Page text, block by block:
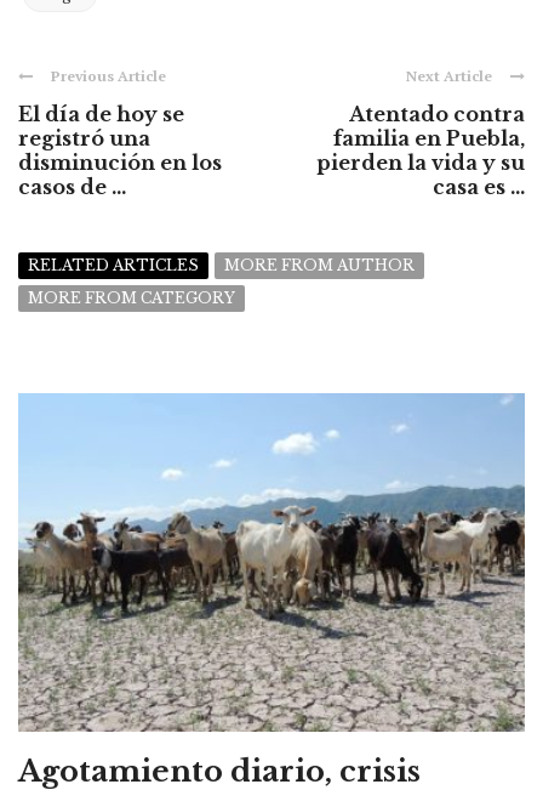
Previous Article
El día de hoy se
registró una
disminución en los
casos de ...
Next Article
Atentado contra
familia en Puebla,
pierden la vida y su
casa es ...
RELATED ARTICLES
MORE FROM AUTHOR
MORE FROM CATEGORY
Agotamiento diario, crisis